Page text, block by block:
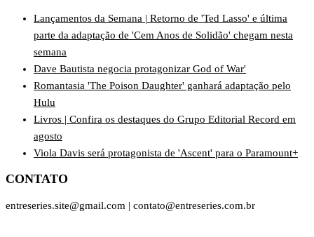
Lançamentos da Semana | Retorno de 'Ted Lasso' e última
parte da adaptação de 'Cem Anos de Solidão' chegam nesta
semana
Dave Bautista negocia protagonizar God of War'
Romantasia 'The Poison Daughter' ganhará adaptação pelo
Hulu
Livros | Confira os destaques do Grupo Editorial Record em
agosto
Viola Davis será protagonista de 'Ascent' para o Paramount+
CONTATO
entreseries.site@gmail.com | contato@entreseries.com.br